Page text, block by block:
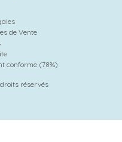
de Vente
conforme (78%)
réservés